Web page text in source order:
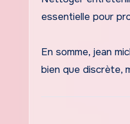
essentielle pour
En somme, jean
bien que discrète,